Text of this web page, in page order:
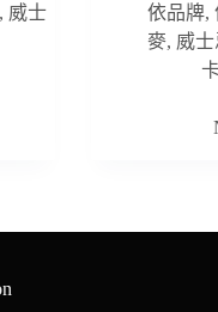
威士
依品牌,
麥, 威士